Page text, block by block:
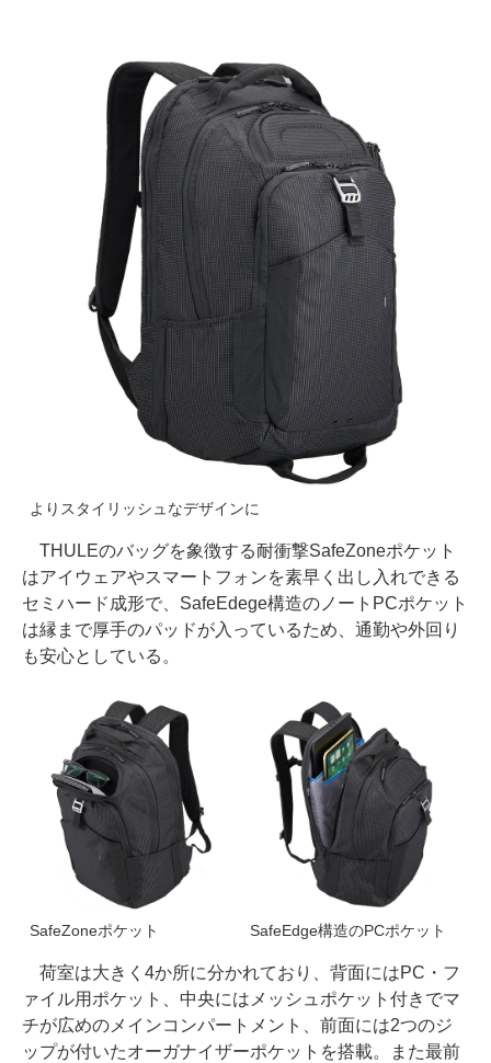
よりスタイリッシュなデザインに
THULEのバッグを象徴する耐衝撃SafeZoneポケット
はアイウェアやスマートフォンを素早く出し入れできる
セミハード成形で、SafeEdege構造のノートPCポケット
は縁まで厚手のパッドが入っているため、通勤や外回り
も安心としている。
SafeZoneポケット SafeEdge構造のPCポケット
荷室は大きく4か所に分かれており、背面にはPC・フ
ァイル用ポケット、中央にはメッシュポケット付きでマ
チが広めのメインコンパートメント、前面には2つのジ
ップが付いたオーガナイザーポケットを搭載。また最前